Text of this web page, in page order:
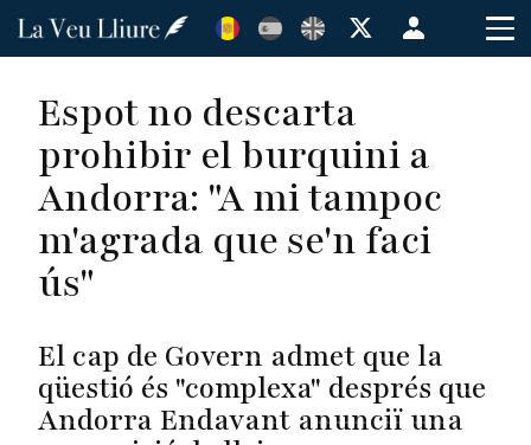
Vés
Menú
de
usuario
Espot no descarta
prohibir el burquini a
Andorra: "A mi tampoc
m'agrada que se'n faci
ús"
El cap de Govern admet que la
qüestió és "complexa" després que
Andorra Endavant anunciï una